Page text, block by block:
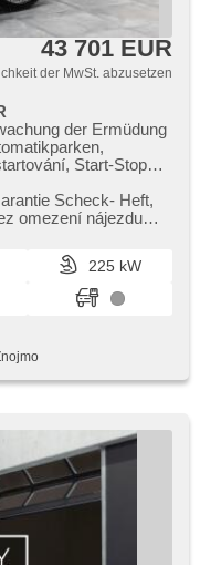
43 701 EUR
der MwSt. abzusetzen
der Ermüdung
Start-Stop
ovládání
nabíječka
Lenkrad einstellbar,
opěrka,
Sitze,
Lichtsensor, El.
Scheiben, El.
Teilbare
hands
(ASR),
4x4,
'EURO VI',
Uhr Spur, ABS
Scheck​- Heft,​
omezení nájezdu
225 kW